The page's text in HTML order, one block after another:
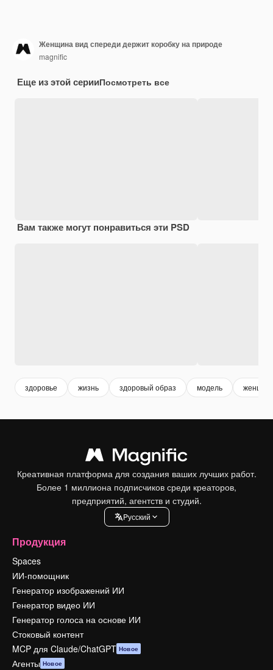
Женщина вид спереди держит коробку на природе
magnific
Еще из этой серииПосмотреть все
Вам также могут понравиться эти PSD
здоровье жизнь здоровый образ модель
Креативная платформа для создания ваших лучших работ.
Более 1 миллиона подписчиков среди креаторов,
предприятий, агентств и студий.
Pусский
Продукция
Spaces
ИИ-помощник
Генератор изображений ИИ
Генератор видео ИИ
Генератор голоса на основе ИИ
Стоковый контент
MCP для Claude/ChatGPT Новое
Агенты Новое